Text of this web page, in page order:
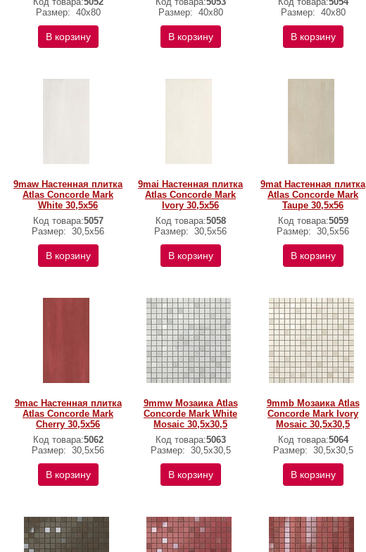
Размер: 40x80
В корзину
Размер: 40x80
В корзину
Размер: 40x80
В корзину
9maw Настенная плитка
Atlas Concorde Mark
White 30,5x56
Код товара:5057
Размер: 30,5x56
В корзину
9mai Настенная плитка
Atlas Concorde Mark
Ivory 30,5x56
Код товара:5058
Размер: 30,5x56
В корзину
9mat Настенная плитка
Atlas Concorde Mark
Taupe 30,5x56
Код товара:5059
Размер: 30,5x56
В корзину
9mac Настенная плитка
Atlas Concorde Mark
Cherry 30,5x56
Код товара:5062
Размер: 30,5x56
В корзину
9mmw Мозаика Atlas
Concorde Mark White
Mosaic 30,5x30,5
Код товара:5063
Размер: 30,5x30,5
В корзину
9mmb Мозаика Atlas
Concorde Mark Ivory
Mosaic 30,5x30,5
Код товара:5064
Размер: 30,5x30,5
В корзину